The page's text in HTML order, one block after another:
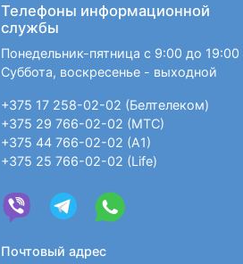
Телефоны информационной
службы
Понедельник-пятница с 9:00 до 19:00
Суббота, воскресенье - выходной
+375 17 258-02-02 (Белтелеком)
+375 29 766-02-02 (МТС)
+375 44 766-02-02 (А1)
+375 25 766-02-02 (Life)
Почтовый адрес